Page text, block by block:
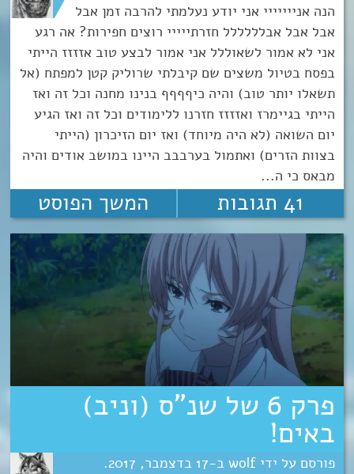
הנה אנייייייי אני יודע נעלמתי להרבה זמן אבל
אבל אבל אבלללללל חזרתייייי רוצים חפירות? אה רגע
אני לא אמור לשאוללל אני אמור לבצע טוב אזזזז הייתי
בפסח בטיול משצים שם קיבלתי שרוליק קטן למפתח (אל
תשאלו יותר טוב) והיה כיףףףף בנינו מחנה וכל זה ואז
הייתי בגיימרז ואזזזז חזרנו ללימודים וכל זה ואז הגיע
יום השואה (לא היה מיוחד) ואז יום הזיכרון (הייתי
בצוות הזרים) ואתמול בערבבב היינו במושב אודים והיה
מבאס כי ה...
41 תגובות המשך הפוסט
פרק 6 של שנ”ס (וניב)
באים!
wolf
17 דצמבר 2017